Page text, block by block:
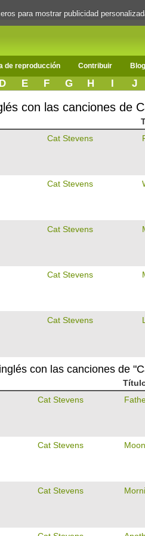
de reproducción Contribuir Blog
D E F G H I J
con las canciones de
Cat Stevens
Cat Stevens
Cat Stevens
Cat Stevens
Cat Stevens
con las canciones de
Cat Stevens
Cat Stevens
Cat Stevens
para mostrar publicidad